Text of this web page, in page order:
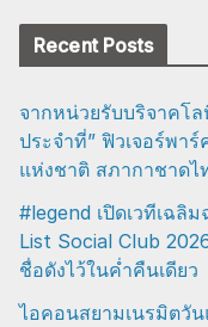
Recent Posts
จากหน่วยรับบริจาคโ
ประจำที่” ฟิวเจอร์พา
แห่งชาติ สภากาชาดไ
#legend เปิดเวทีเฉลิ
List Social Club
ชื่อดังไว้ในค่ำคืนเดียว
ไอคอนสยามเนรมิตวั